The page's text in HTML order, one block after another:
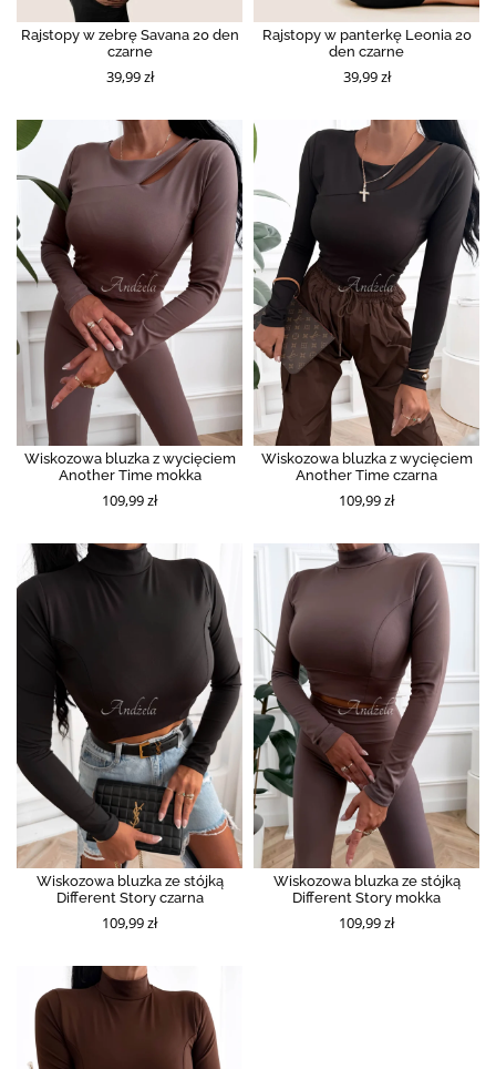
Rajstopy w zebrę Savana 20 den
czarne
39,99 zł
Rajstopy w panterkę Leonia 20
den czarne
39,99 zł
Wiskozowa bluzka z wycięciem
Another Time mokka
109,99 zł
Wiskozowa bluzka z wycięciem
Another Time czarna
109,99 zł
Wiskozowa bluzka ze stójką
Different Story czarna
109,99 zł
Wiskozowa bluzka ze stójką
Different Story mokka
109,99 zł